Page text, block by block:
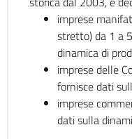
imprese
stretto) da 1 a
dinamica di
imprese delle
fornisce dati
imprese
dati sulla